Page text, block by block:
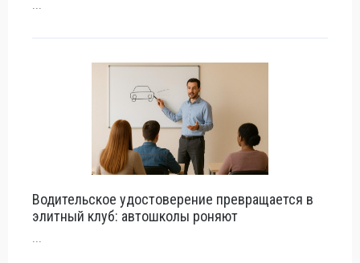
...
Водительское удостоверение превращается в
элитный клуб: автошколы роняют
...